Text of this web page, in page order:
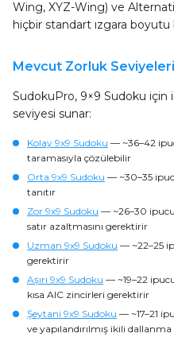
Wing, XYZ-Wing) ve
hiçbir standart ızgara
Mevcut Zorluk Seviyeleri
SudokuPro, 9×9 Sudoku için
seviyesi sunar:
Kolay 9x9 Sudoku — ~36–42
taramasıyla çözülebilir
Orta 9x9 Sudoku — ~30–35
tanıtır
Zor 9x9 Sudoku — ~26–30
satır azaltmasını gerektirir
Uzman 9x9 Sudoku — ~22–25
gerektirir
Aşırı 9x9 Sudoku — ~19–22
kısa AIC zincirleri gerektirir
Şeytani 9x9 Sudoku — ~17–21
ve yapılandırılmış ikili dallanma